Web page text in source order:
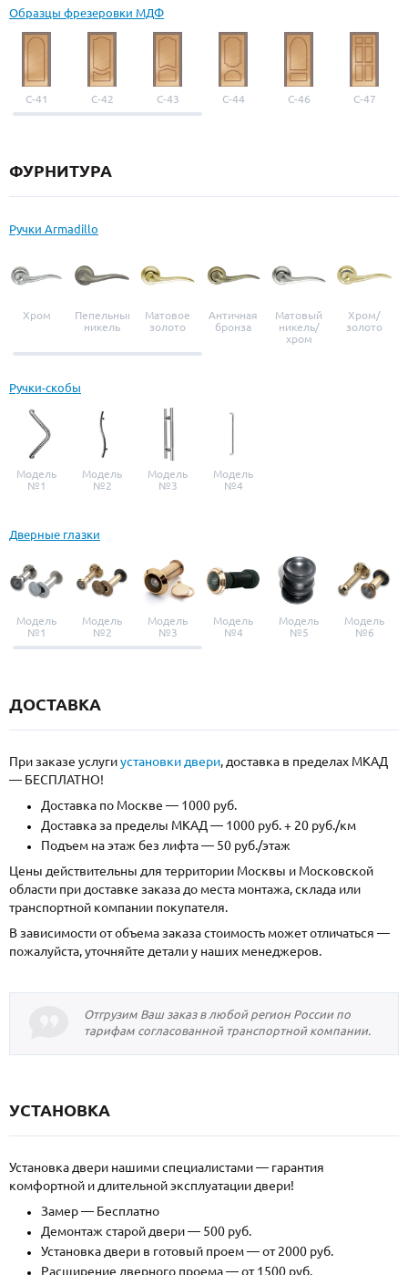
Образцы фрезеровки МДФ
С-41 С-42 С-43 С-44 С-46 С-47
ФУРНИТУРА
Ручки Armadillo
Хром
Пепельный
никель
Матовое
золото
Античная
бронза
Матовый
никель/
хром
Хром/
золото
Ручки-скобы
Модель
№1
Модель
№2
Модель
№3
Модель
№4
Дверные глазки
Модель
№1
Модель
№2
Модель
№3
Модель
№4
Модель
№5
Модель
№6
ДОСТАВКА
При заказе услугиустановки двери, доставка в пределах МКАД
— БЕСПЛАТНО!
Доставка по Москве — 1000 руб.
Доставка за пределы МКАД — 1000 руб. + 20 руб./км
Подъем на этаж без лифта — 50 руб./этаж
Цены действительны для территории Москвы и Московской
области при доставке заказа до места монтажа, склада или
транспортной компании покупателя.
В зависимости от объема заказа стоимость может отличаться —
пожалуйста, уточняйте детали у наших менеджеров.
Отгрузим Ваш заказ в любой регион России по
тарифам согласованной транспортной компании.
УСТАНОВКА
Установка двери нашими специалистами — гарантия
комфортной и длительной эксплуатации двери!
Замер — Бесплатно
Демонтаж старой двери — 500 руб.
Установка двери в готовый проем — от 2000 руб.
Расширение дверного проема — от 1500 руб.